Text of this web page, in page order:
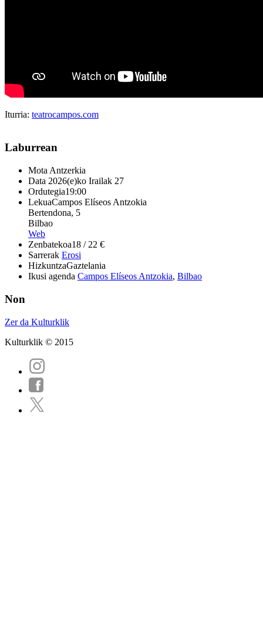
Iturria: teatrocampos.com
Laburrean
Mota Antzerkia
Data 2026(e)ko Irailak 27
Ordutegia19:00
LekuaCampos Elíseos Antzokia
Bertendona, 5
Bilbao
Web
Zenbatekoa18 / 22 €
Sarrerak Erosi
HizkuntzaGaztelania
Ikusi agenda Campos Elíseos Antzokia, Bilbao
Non
Zer da Kulturklik
Kulturklik © 2015